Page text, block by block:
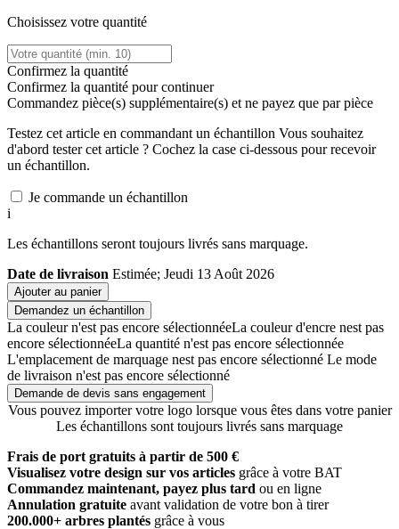
Choisissez votre quantité
Confirmez la quantité
Confirmez la quantité pour continuer
Commandez pièce(s) supplémentaire(s) et ne payez que par pièce
Testez cet article en commandant un échantillon Vous souhaitez
d'abord tester cet article ? Cochez la case ci-dessous pour recevoir
un échantillon.
Je commande un échantillon
i
Les échantillons seront toujours livrés sans marquage.
Date de livraison Estimée; Jeudi 13 Août 2026
Ajouter au panier
Demandez un échantillon
La couleur n'est pas encore sélectionnéeLa couleur d'encre nest pas
encore sélectionnéeLa quantité n'est pas encore sélectionnée
L'emplacement de marquage nest pas encore sélectionné Le mode
de livraison n'est pas encore sélectionné
Demande de devis sans engagement
Vous pouvez importer votre logo lorsque vous êtes dans votre panier
Les échantillons sont toujours livrés sans marquage
Frais de port gratuits à partir de 500 €
Visualisez votre design sur vos articles grâce à votre BAT
Commandez maintenant, payez plus tard ou en ligne
Annulation gratuite avant validation de votre bon à tirer
200.000+ arbres plantés grâce à vous